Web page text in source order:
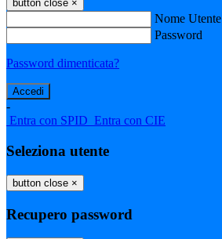
button close ×
Nome Utente
Password
Password dimenticata?
-
Entra con SPID Entra con CIE
Seleziona utente
button close ×
Recupero password